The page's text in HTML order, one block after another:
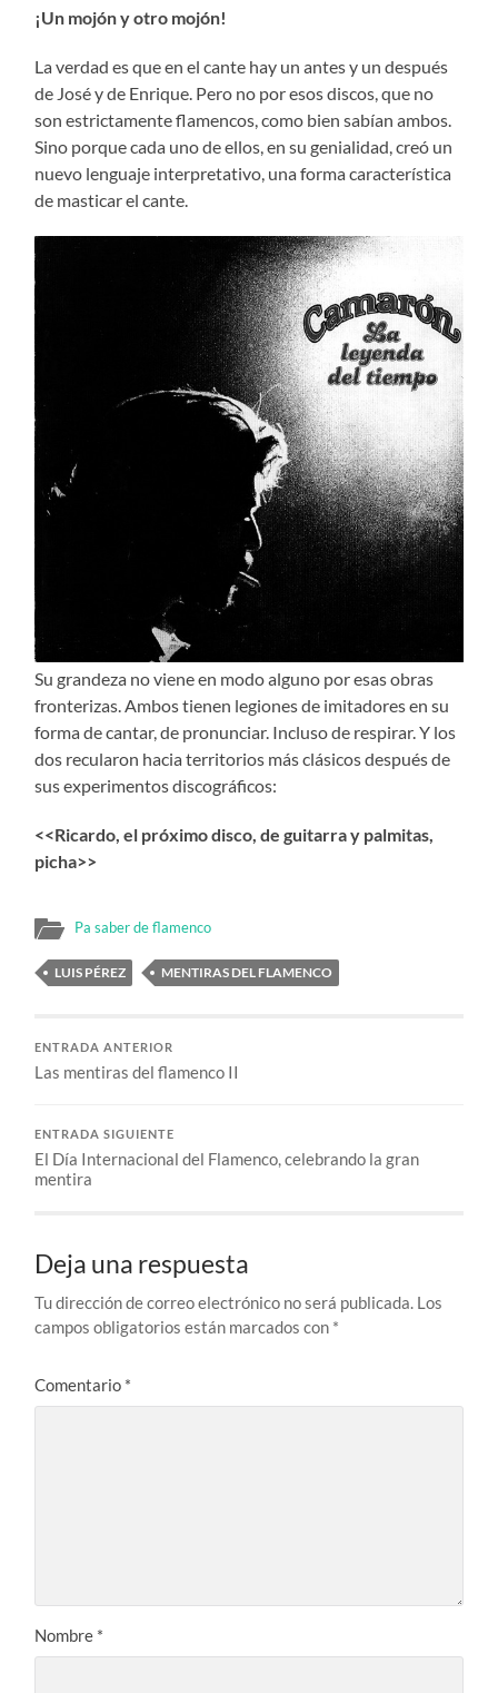
¡Un mojón y otro mojón!
La verdad es que en el cante hay un antes y un después
de José y de Enrique. Pero no por esos discos, que no
son estrictamente flamencos, como bien sabían ambos.
Sino porque cada uno de ellos, en su genialidad, creó un
nuevo lenguaje interpretativo, una forma característica
de masticar el cante.
Su grandeza no viene en modo alguno por esas obras
fronterizas. Ambos tienen legiones de imitadores en su
forma de cantar, de pronunciar. Incluso de respirar. Y los
dos recularon hacia territorios más clásicos después de
sus experimentos discográficos:
<<Ricardo, el próximo disco, de guitarra y palmitas,
picha>>
Pa saber de flamenco
LUIS PÉREZ MENTIRAS DEL FLAMENCO
ENTRADA ANTERIOR
Las mentiras del flamenco II
ENTRADA SIGUIENTE
El Día Internacional del Flamenco, celebrando la gran
mentira
Deja una respuesta
Tu dirección de correo electrónico no será publicada. Los
campos obligatorios están marcados con *
Comentario *
Nombre *